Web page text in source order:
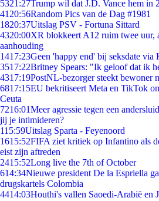
5321:27Trump wil dat J.D. Vance hem in
41 20:56Random Pics van de Dag #1981
1820:37Uitslag PSV - Fortuna Sittard
4320:00XR blokkeert A12 ruim twee uur,
aanhouding
1417:23Geen 'happy end' bij seksdate via
3517:22Britney Spears: "Ik geloof dat ik
4317:19PostNL-bezorger steekt bewoner
6817:15EU bekritiseert Meta en TikTok
Ceuta
7216:01Meer agressie tegen een
jij je intimideren?
115:59Uitslag Sparta - Feyenoord
1615:52FIFA ziet kritiek op Infantino als
eist zijn aftreden
2415:52Long live the 7th of October
614:34Nieuwe president De la Espriella
drugskartels Colombia
4414:03Houthi's vallen Saoedi-Arabië en